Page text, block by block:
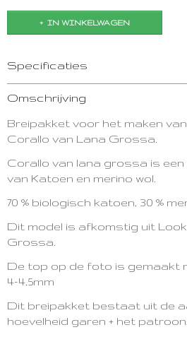
IN WINKELWAGEN
Specificaties
Omschrijving
Breipakket voor het maken
Corallo van Lana Grossa.
Corallo van lana grossa is
van Katoen en merino wol.
70 % biologisch katoen, 30 %
Dit model is afkomstig uit
Grossa.
De top op de foto is gemaakt
4-4,5mm
Dit breipakket bestaat uit de
hoevelheid garen + het patroon.